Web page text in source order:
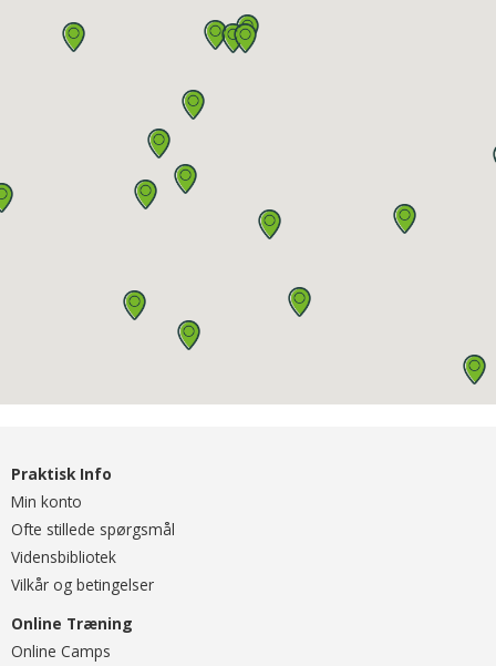
Praktisk Info
Min konto
Ofte stillede spørgsmål
Vidensbibliotek
Vilkår og betingelser
Online Træning
Online Camps